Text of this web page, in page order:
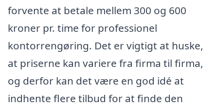
forvente at betale mellem 300 og 600
kroner pr. time for professionel
kontorrengøring. Det er vigtigt at huske,
at priserne kan variere fra firma til firma,
og derfor kan det være en god idé at
indhente flere tilbud for at finde den